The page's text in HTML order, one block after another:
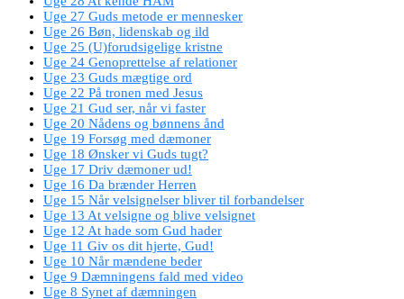
Uge 27 Guds metode er mennesker
Uge 26 Bøn, lidenskab og ild
Uge 25 (U)forudsigelige kristne
Uge 24 Genoprettelse af relationer
Uge 23 Guds mægtige ord
Uge 22 På tronen med Jesus
Uge 21 Gud ser, når vi faster
Uge 20 Nådens og bønnens ånd
Uge 19 Forsøg med dæmoner
Uge 18 Ønsker vi Guds tugt?
Uge 17 Driv dæmoner ud!
Uge 16 Da brænder Herren
Uge 15 Når velsignelser bliver til forbandelser
Uge 13 At velsigne og blive velsignet
Uge 12 At hade som Gud hader
Uge 11 Giv os dit hjerte, Gud!
Uge 10 Når mændene beder
Uge 9 Dæmningens fald med video
Uge 8 Synet af dæmningen